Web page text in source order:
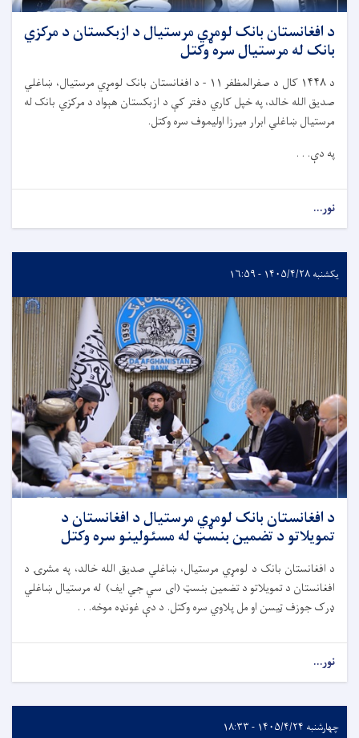
د افغانستان بانک لومړي مرستیال د ازبکستان د مرکزي
بانک له مرستیال سره وکتل
د ۱۴۴۸ کال د صفرالمظفر ۱۱ -
د افغانستان بانک لومړي مرستیال، ښاغلي
صدیق الله خالد، په خپل کاري دفتر کې د ازبکستان هېواد د مرکزي بانک له
مرستیال ښاغلي ابرار میرزا اولیموف سره وکتل.
په دې. . .
نور...
یکشنبه ۱۴۰۵/۴/۲۸ - ۱۶:۵۹
د افغانستان بانک لومړي مرستیال د افغانستان د
تمویلاتو د تضمین بنسټ له مسئولینو سره وکتل
د افغانستان بانک د لومړي مرستیال، ښاغلي صدیق الله خالد، په مشرۍ د
افغانستان د تمویلاتو د تضمین بنسټ (ای سي جي ایف) له مرستیال ښاغلي
ډرک جوزف ټیسن او مل پلاوي سره وکتل. د دې غونډه موخه. . .
نور...
چهارشنبه ۱۴۰۵/۴/۲۴ - ۱۸:۳۳